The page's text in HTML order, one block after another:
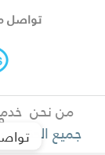
تواصل
من نحن
جميع الحقوق محفوظة © 2026.